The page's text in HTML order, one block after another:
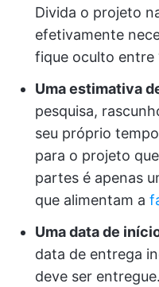
Divida o projeto
efetivamente
fique oculto entre
Uma estimativa
pesquisa,
seu próprio
para o projeto
partes é apenas
que alimentam a
Uma data de
data de entrega
deve ser